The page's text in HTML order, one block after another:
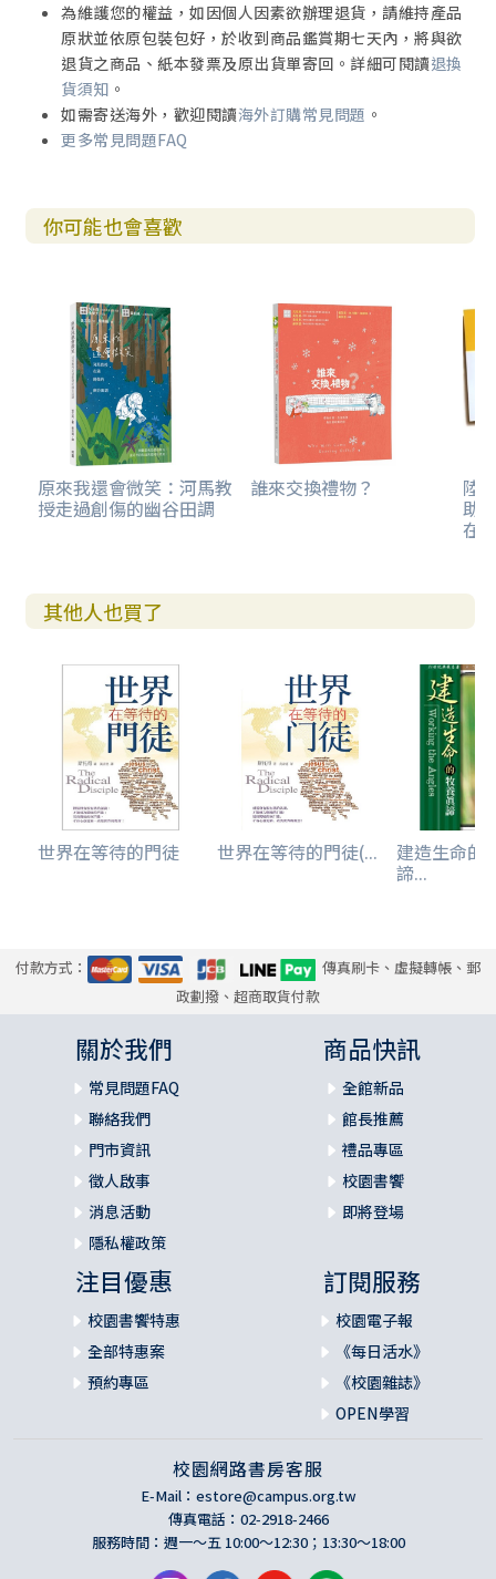
我與他人：
Anger 談忿怒
Compromise 談妥協
Criticism 談批判
Encouragement 談鼓勵
Family 談家庭
Friendship 談友誼
Gossip 談閒言閒語
Lying 談撒謊
Marriage 談婚姻
Pride 談傲慢
Relationships 談關係
Selfishness 談利己
Sensitivity 談感受力
Sex 談性
Sharing 談分享
Understanding 談見識
為維護您的權益，如因個人因素欲辦理退貨，請維持產品
原狀並依原包裝包好，於收到商品鑑賞期七天內，將與欲
退貨之商品、紙本發票及原出貨單寄回。詳細可閱讀退換
貨須知 。
如需寄送海外，歡迎閱讀海外訂購常見問題 。
更多常見問題FAQ
你可能也會喜歡
原來我還會微笑：河馬教
授走過創傷的幽谷田調
誰來交換禮物？ 陸
助
在
其他人也買了
世界在等待的門徒 世界在等待的門徒(... 建造生命的
諦...
付款方式：
傳真刷卡、虛擬轉帳、郵
政劃撥、超商取貨付款
關於我們
常見問題FAQ
聯絡我們
門市資訊
徵人啟事
消息活動
隱私權政策
商品快訊
全館新品
館長推薦
禮品專區
校園書饗
即將登場
注目優惠
校園書饗特惠
全部特惠案
預約專區
訂閱服務
校園電子報
《每日活水》
《校園雜誌》
OPEN學習
校園網路書房客服
E-Mail： estore@campus.org.tw
傳真電話：02-2918-2466
服務時間：週一～五 10:00～12:30；13:30～18:00